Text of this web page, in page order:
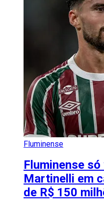
Fluminense
Fluminense
Martinelli em
de R$ 150